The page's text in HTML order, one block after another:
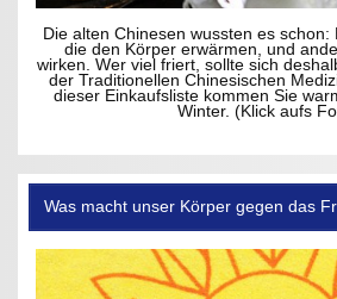
Die alten Chinesen wussten es schon:
die den Körper erwärmen, und
wirken. Wer viel friert, sollte sich
der Traditionellen Chinesischen
dieser Einkaufsliste kommen Sie
Winter. (Klick aufs
Was macht unser Körper gegen das